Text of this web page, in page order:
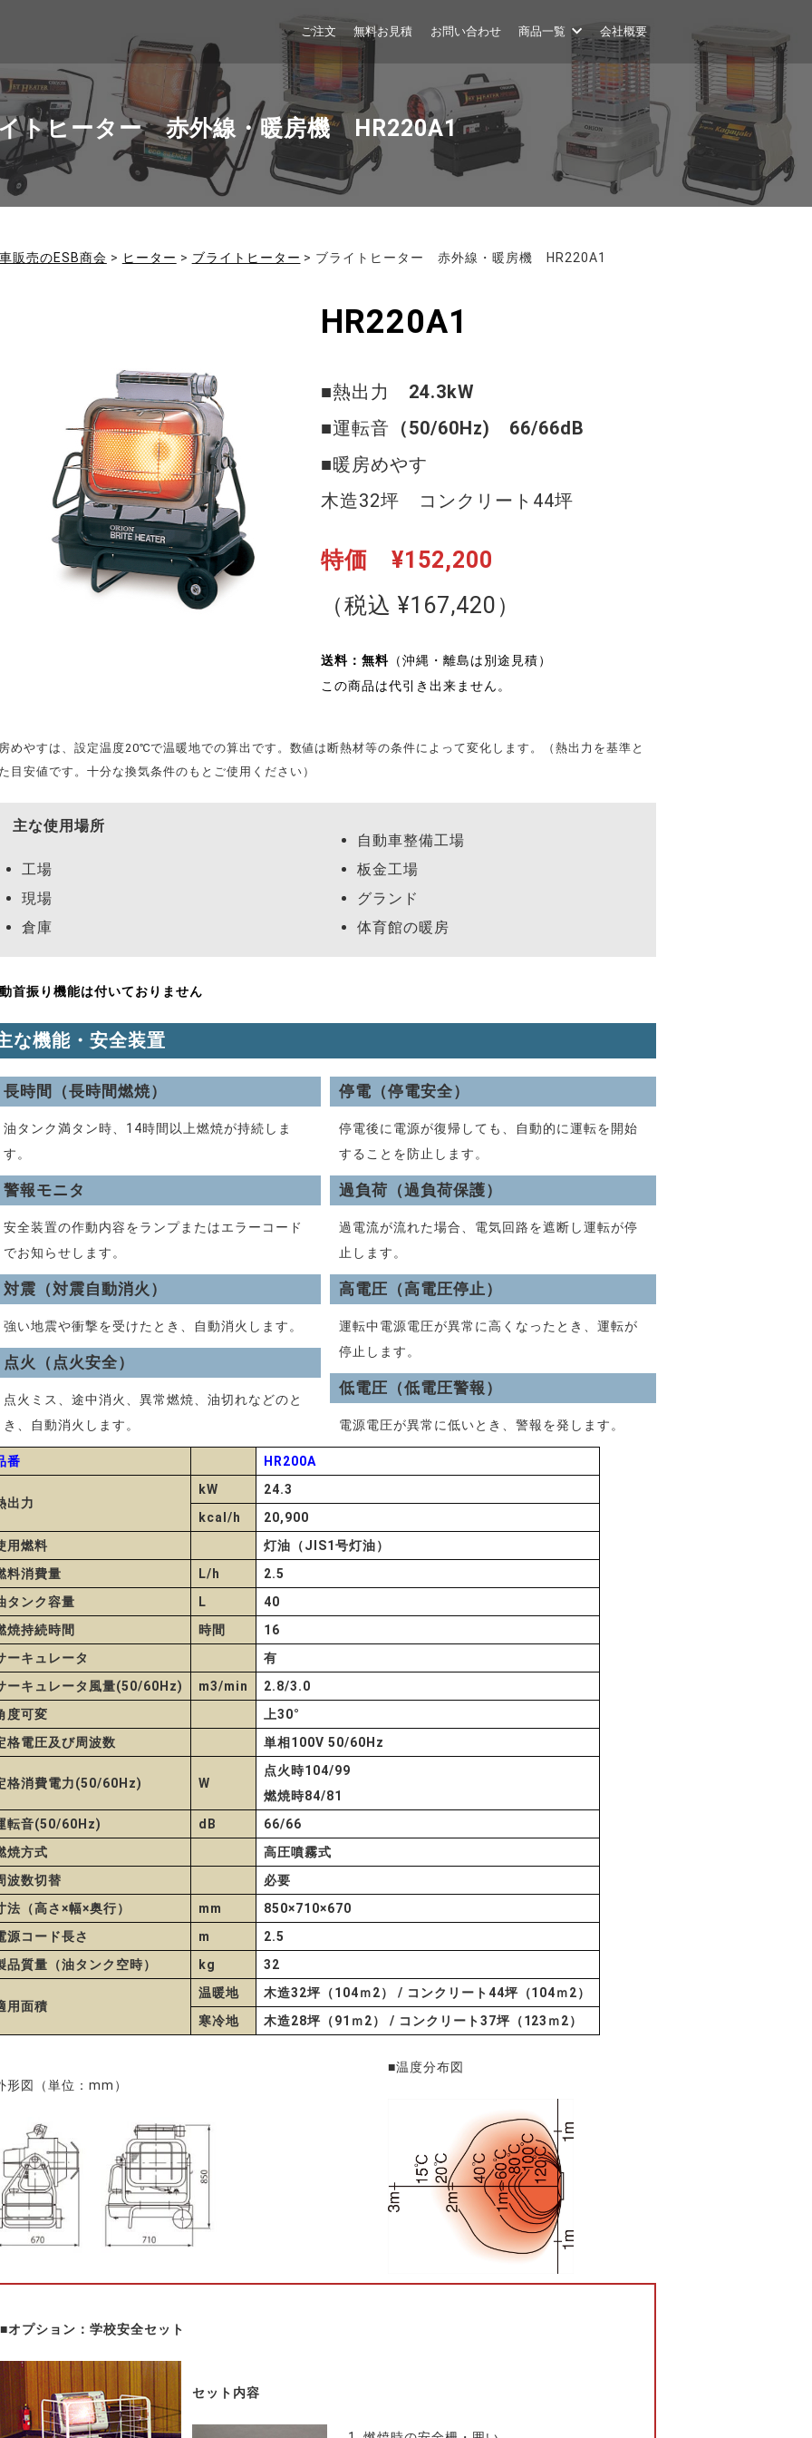
ご注文 無料お見積 お問い合わせ 商品一覧 会社概要
トヒーター 赤外線・暖房機 HR220A1
販売のESB商会 > ヒーター > ブライトヒーター > ブライトヒーター 赤外線・暖房機 HR220A1
HR220A1
■熱出力 24.3kW
■運転音 （50/60Hz) 66/66dB
■暖房めやす
木造32坪 コンクリート44坪
特価 ¥152,200
（税込 ¥167,420）
送料：無料（沖縄・離島は別途見積）
この商品は代引き出来ません。
めやすは、設定温度20℃で温暖地での算出です。数値は断熱材等の条件によって変化します。（熱出力を基準と
目安値です。十分な換気条件のもとご使用ください）
主な使用場所
工場
現場
倉庫
自動車整備工場
板金工場
グランド
体育館の暖房
首振り機能は付いておりません
な機能・安全装置
長時間（長時間燃焼）
油タンク満タン時、14時間以上燃焼が持続しま
す。
警報モニタ
安全装置の作動内容をランプまたはエラーコード
でお知らせします。
対震（対震自動消火）
強い地震や衝撃を受けたとき、自動消火します。
点火（点火安全）
点火ミス、途中消火、異常燃焼、油切れなどのと
き、自動消火します。
停電（停電安全）
停電後に電源が復帰しても、自動的に運転を開始
することを防止します。
過負荷（過負荷保護）
過電流が流れた場合、電気回路を遮断し運転が停
止します。
高電圧（高電圧停止）
運転中電源電圧が異常に高くなったとき、運転が
停止します。
低電圧（低電圧警報）
電源電圧が異常に低いとき、警報を発します。
番 HR200A
出力
kW
24.3
kcal/h
20,900
用燃料
灯油（JIS1号灯油）
料消費量
L/h
2.5
タンク容量
L
40
焼持続時間
時間
16
ーキュレータ
有
ーキュレータ風量(50/60Hz)
m3/min
2.8/3.0
度可変
上30°
格電圧及び周波数
単相100V 50/60Hz
格消費電力(50/60Hz) W
点火時104/99
燃焼時84/81
転音(50/60Hz)
dB
66/66
焼方式
高圧噴霧式
波数切替
必要
法（高さ×幅×奥行）
mm
850×710×670
源コード長さ
m
2.5
品質量（油タンク空時）
kg 32
用面積
温暖地
木造32坪（104ｍ2） / コンクリート44坪（104ｍ2）
寒冷地
木造28坪（91ｍ2） / コンクリート37坪（123ｍ2）
形図（単位：mm）
■温度分布図
■オプション：学校安全セット
セット内容